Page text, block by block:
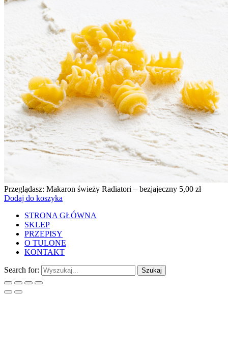
Przeglądasz: Makaron świeży Radiatori – bezjajeczny 5,00 zł
Dodaj do koszyka
STRONA GŁÓWNA
SKLEP
PRZEPISY
O TULONE
KONTAKT
Search for: Szukaj